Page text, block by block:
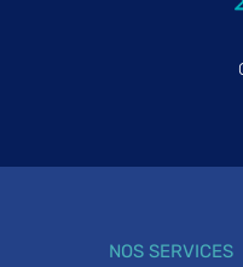
NOS SERVICES